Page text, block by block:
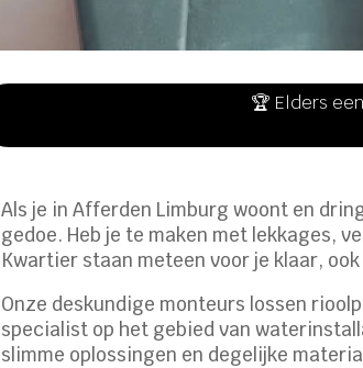
🏆 Elders
Als je in Afferden Limburg woont en
gedoe. Heb je te maken met lekkages,
Kwartier staan meteen voor je klaar,
Onze deskundige monteurs lossen
specialist op het gebied van
slimme oplossingen en degelijke